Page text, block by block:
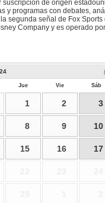
de origen
y programas con debates,
segunda señal de Fox Sports
Company y es operado
Jue Vie Sáb
1 2 3
8 9 10
15 16 17